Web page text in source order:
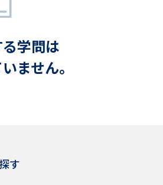
料請求
通テスト「受験案内」の請求
通テスト「受験上の配慮案内」の請求
資格認定試験
学問は
ません。
す